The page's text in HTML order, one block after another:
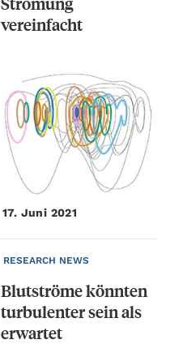
vereinfacht
17. Juni 2021
RESEARCH NEWS
Blutströme könnten
turbulenter sein als
erwartet